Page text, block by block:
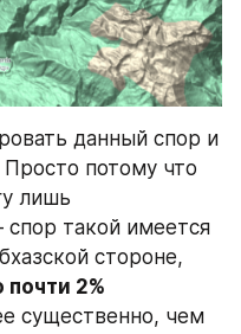
данный спор и
потому что
лишь
спор такой имеется
стороне,
почти 2%
существенно, чем